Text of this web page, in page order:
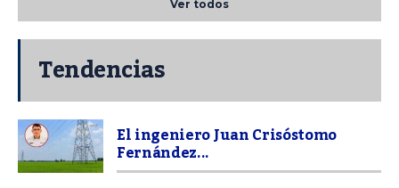
Ver todos
Tendencias
El ingeniero Juan Crisóstomo
Fernández...